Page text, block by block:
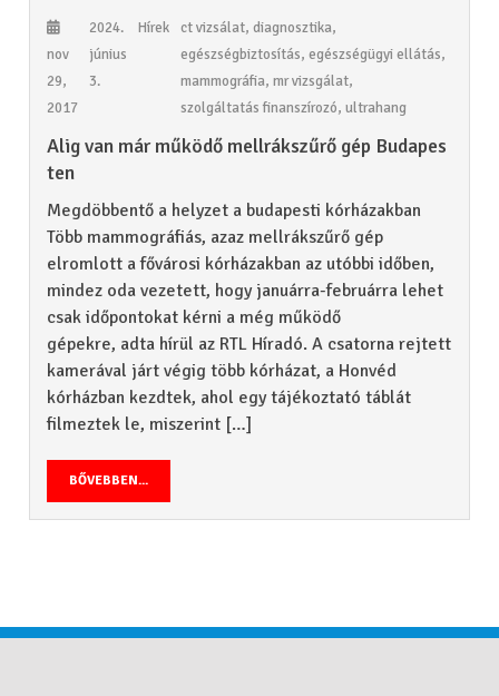
nov
29,
2017
2024.
június
3.
Hírek ct vizsálat,diagnosztika,
egészségbiztosítás,egészségügyi ellátás,
mammográfia,mr vizsgálat,
szolgáltatás finanszírozó,ultrahang
Alig van már működő mellrákszűrő gép Budapes
ten
Megdöbbentő a helyzet a budapesti kórházakban
Több mammográfiás, azaz mellrákszűrő gép
elromlott a fővárosi kórházakban az utóbbi időben,
mindez oda vezetett, hogy januárra-februárra lehet
csak időpontokat kérni a még működő
gépekre, adta hírül az RTL Híradó. A csatorna rejtett
kamerával járt végig több kórházat, a Honvéd
kórházban kezdtek, ahol egy tájékoztató táblát
filmeztek le, miszerint […]
BŐVEBBEN...